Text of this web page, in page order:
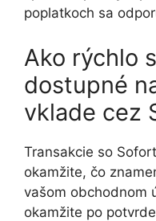
poplatkoch sa
Ako rýchlo
dostupné
vklade cez
Transakcie so
okamžite, čo
vašom obchodnom
okamžite po